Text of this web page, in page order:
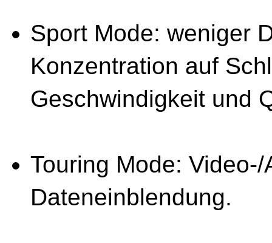
Sport Mode: weniger
Konzentration auf
Geschwindigkeit und
Touring Mode:
Dateneinblendung.